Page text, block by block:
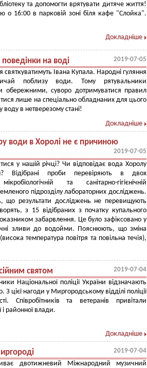
та допомогти врятувати дитяче життя!
о 16:00 в парковій зоні біля кафе "Слойка".
Докладніше
на воді 2019-07-05
святкуватимуть Івана Купала. Народні гуляння
поблизу води. Тому рятувальники
обережними, суворо дотримуватися правил
лише на спеціально обладнаних для цього
в нетверезому стані!
Докладніше
води в Хоролі не є причиною
2019-07-05
у нашій річці? Чи відповідає вода Хоролу
Відібрані проби перевіряють в двох
та санітарно-гігієнічній
підрозділу лабораторних досліджень.
що результати досліджень не перевищують
з 15 відібраних з початку купального
забарвлення. Це було зафіксовано у
зливи до водойми. Пояснюють, що зміна
температура повітря та повільна течія),
святом 2019-07-04
Національної поліції України відзначають
З цієї нагоди у Миргородському відділі поліції
Співробітників та ветеранів привітали
і районної влади.
Докладніше
2019-07-04
двотижневий Міжнародний музичний